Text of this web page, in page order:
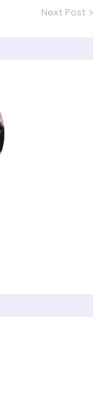
Next Post